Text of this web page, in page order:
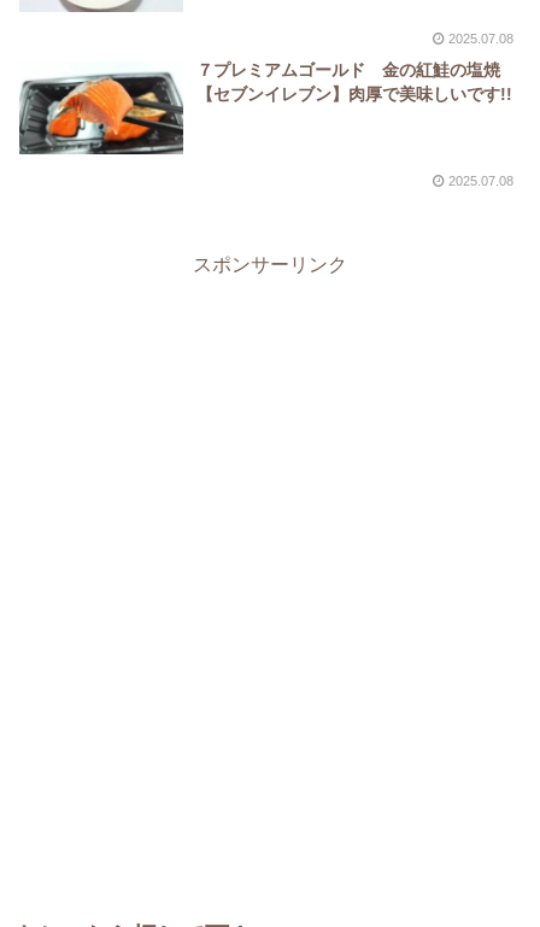
2025.07.08
７プレミアムゴールド 金の紅鮭の塩焼
【セブンイレブン】肉厚で美味しいです!!
2025.07.08
スポンサーリンク